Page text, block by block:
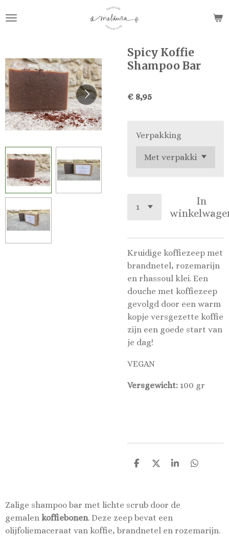
direct
hoofdinhoud
Spicy Koffie
Shampoo Bar
€ 8,95
Verpakking
In
Kruidige koffiezeep met
brandnetel, rozemarijn
en rhassoul klei. Een
douche met koffiezeep
gevolgd door een warm
kopje versgezette koffie
zijn een goede start van
je dag!
VEGAN
Versgewicht: 100 gr
D
D
S
e
D
Zalige shampoo bar met lichte scrub door de
gemalen koffiebonen. Deze zeep bevat een
olijfoliemaceraat van koffie, brandnetel en rozemarijn.